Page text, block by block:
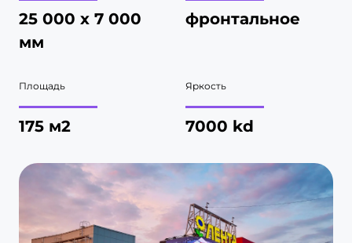
25 000 х 7 000
мм
фронтальное
Площадь
175 м2
Яркость
7000 kd